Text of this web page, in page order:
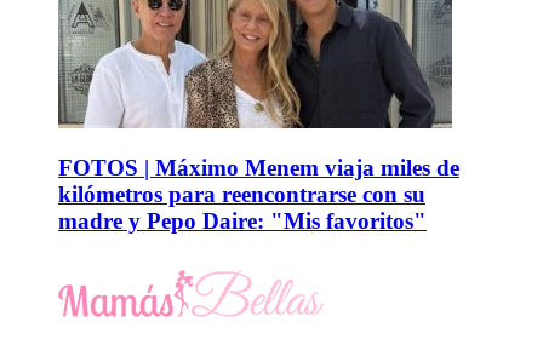
FOTOS | Máximo Menem viaja miles de
kilómetros para reencontrarse con su
madre y Pepo Daire: "Mis favoritos"